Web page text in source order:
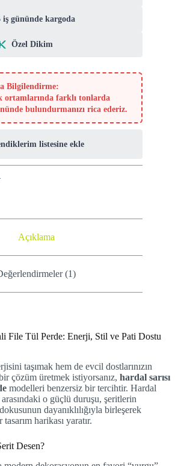
iş gününde kargoda
Özel Dikim
Bilgilendirme:
ortamlarında farklı tonlarda
bulundurmanızı rica ederiz.
listesine ekle
Açıklama
(1)
File Tül Perde: Enerji, Stil ve Pati Dostu
taşımak hem de evcil dostlarınızın
çözüm üretmek istiyorsanız, hardal sarısı
modelleri benzersiz bir tercihtir. Hardal
arasındaki o güçlü duruşu, şeritlerin
dayanıklılığıyla birleşerek
harikası yaratır.
Desen?